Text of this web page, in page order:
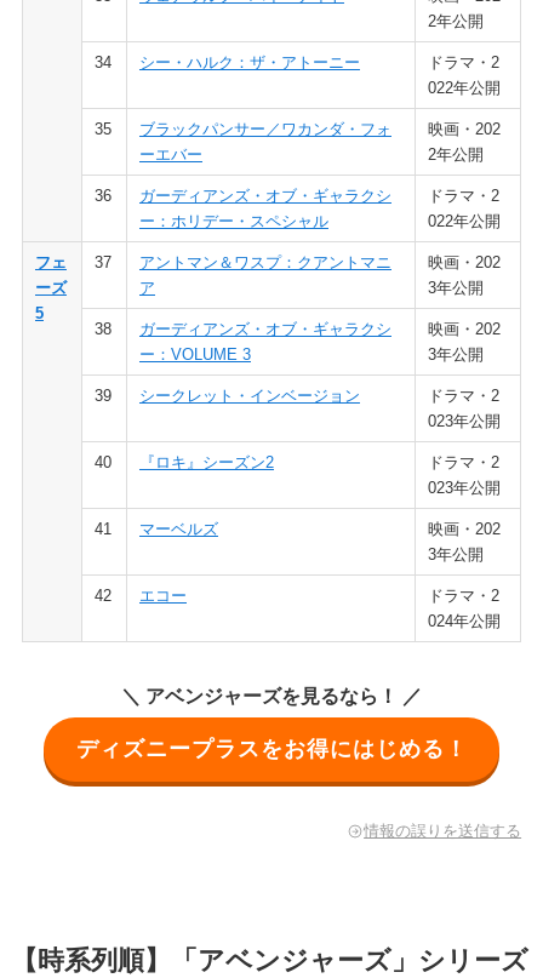
2年公開
34 シー・ハルク：ザ・アトーニー
ドラマ・2
022年公開
35
ブラックパンサー／ワカンダ・フォ
ーエバー
映画・202
2年公開
36
ガーディアンズ・オブ・ギャラクシ
ー：ホリデー・スペシャル
ドラマ・2
022年公開
フェ
ーズ
5
37
アントマン＆ワスプ：クアントマニ
ア
映画・202
3年公開
38
ガーディアンズ・オブ・ギャラクシ
ー：VOLUME 3
映画・202
3年公開
39 シークレット・インベージョン
ドラマ・2
023年公開
40 『ロキ』シーズン2
ドラマ・2
023年公開
41 マーベルズ
映画・202
3年公開
42 エコー
ドラマ・2
024年公開
＼ アベンジャーズを見るなら！ ／
ディズニープラスをお得にはじめる！
情報の誤りを送信する
【時系列順】「アベンジャーズ」シリーズ